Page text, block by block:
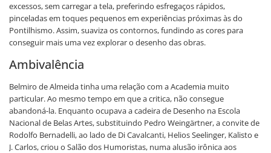
excessos, sem carregar a tela, preferindo esfregaços rápidos,
pinceladas em toques pequenos em experiências próximas às do
Pontilhismo. Assim, suaviza os contornos, fundindo as cores para
conseguir mais uma vez explorar o desenho das obras.
Ambivalência
Belmiro de Almeida tinha uma relação com a Academia muito
particular. Ao mesmo tempo em que a critica, não consegue
abandoná-la. Enquanto ocupava a cadeira de Desenho na Escola
Nacional de Belas Artes, substituindo Pedro Weingärtner, a convite de
Rodolfo Bernadelli, ao lado de Di Cavalcanti, Helios Seelinger, Kalisto e
J. Carlos, criou o Salão dos Humoristas, numa alusão irônica aos